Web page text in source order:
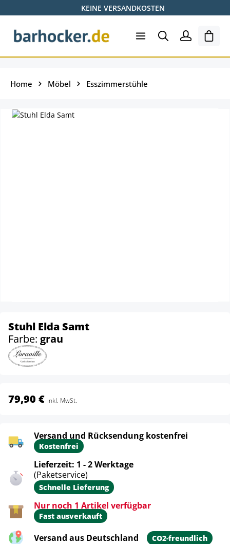
Zum Hauptinhalt springenKEINE VERSANDKOSTEN
Home Möbel Esszimmerstühle
Stuhl Elda Samt
Farbe: grau
79,90 € inkl. MwSt.
Versand und Rücksendung kostenfrei
Kostenfrei
Lieferzeit: 1 - 2 Werktage
(Paketservice)
Schnelle Lieferung
Nur noch 1 Artikel verfügbar
Fast ausverkauft
Versand aus Deutschland CO2-freundlich